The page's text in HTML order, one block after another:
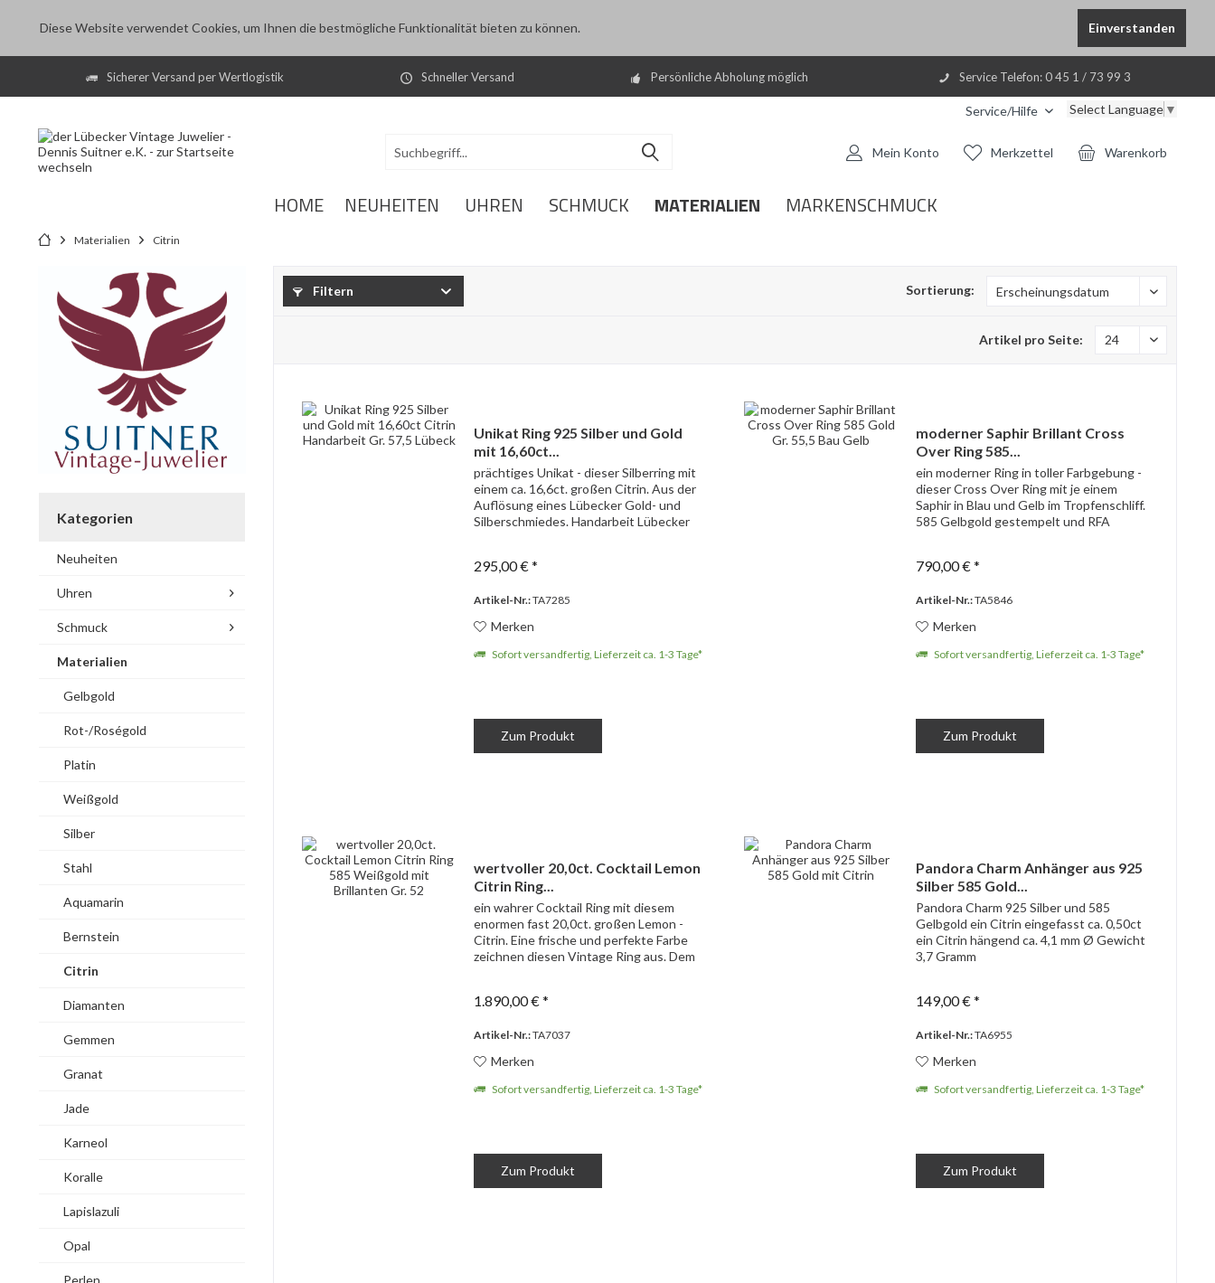
Diese Website verwendet Cookies, um Ihnen die bestmögliche Funktionalität bieten zu können. Einverstanden
Sicherer Versand per Wertlogistik Schneller Versand Persönliche Abholung möglich Service Telefon: 0 45 1 / 73 99 3
Service/Hilfe Select Language ▼
Warenkorb
Merkzettel
Mein Konto
HOME NEUHEITEN UHREN SCHMUCK MATERIALIEN MARKENSCHMUCK
Materialien Citrin
Kategorien
Neuheiten
Uhren
Schmuck
Materialien
Gelbgold
Rot-/Roségold
Platin
Weißgold
Silber
Stahl
Aquamarin
Bernstein
Citrin
Diamanten
Gemmen
Granat
Jade
Karneol
Koralle
Lapislazuli
Opal
Perlen
Filtern Sortierung:
Artikel pro Seite:
Unikat Ring 925 Silber und Gold
mit 16,60ct...
prächtiges Unikat - dieser Silberring mit
einem ca. 16,6ct. großen Citrin. Aus der
Auflösung eines Lübecker Gold- und
Silberschmiedes. Handarbeit Lübecker
Ringkopf...
295,00 € *
Artikel-Nr.:TA7285
Merken
Sofort versandfertig, Lieferzeit ca. 1-3 Tage*
Zum Produkt
moderner Saphir Brillant Cross
Over Ring 585...
ein moderner Ring in toller Farbgebung -
dieser Cross Over Ring mit je einem
Saphir in Blau und Gelb im Tropfenschliff.
585 Gelbgold gestempelt und RFA
0,16ct....
790,00 € *
Artikel-Nr.:TA5846
Merken
Sofort versandfertig, Lieferzeit ca. 1-3 Tage*
Zum Produkt
wertvoller 20,0ct. Cocktail Lemon
Citrin Ring...
ein wahrer Cocktail Ring mit diesem
enormen fast 20,0ct. großen Lemon -
Citrin. Eine frische und perfekte Farbe
zeichnen diesen Vintage Ring aus. Dem
-...
1.890,00 € *
Artikel-Nr.:TA7037
Merken
Sofort versandfertig, Lieferzeit ca. 1-3 Tage*
Zum Produkt
Pandora Charm Anhänger aus 925
Silber 585 Gold...
Pandora Charm 925 Silber und 585
Gelbgold ein Citrin eingefasst ca. 0,50ct
ein Citrin hängend ca. 4,1 mm Ø Gewicht
3,7 Gramm
149,00 € *
Artikel-Nr.:TA6955
Merken
Sofort versandfertig, Lieferzeit ca. 1-3 Tage*
Zum Produkt